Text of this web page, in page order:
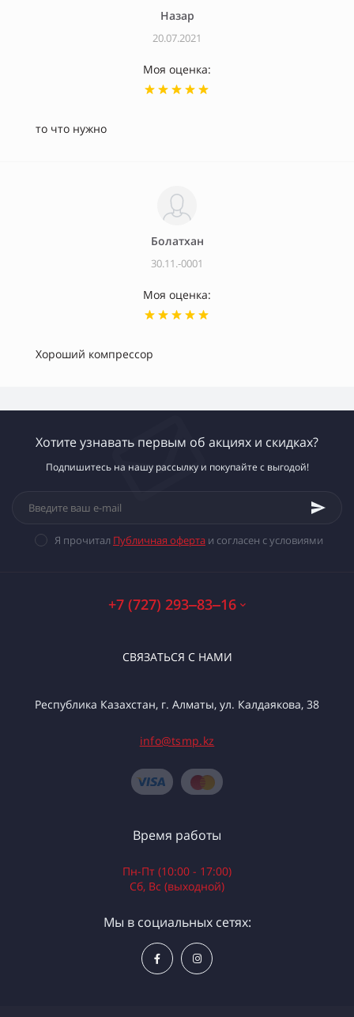
Назар
20.07.2021
Моя оценка:
то что нужно
Болатхан
30.11.-0001
Моя оценка:
Хороший компрессор
Хотите узнавать первым об акциях и скидках?
Подпишитесь на нашу рассылку и покупайте с выгодой!
Я прочитал Публичная оферта и согласен с условиями
+7 (727) 293‒83‒16
СВЯЗАТЬСЯ С НАМИ
Республика Казахстан, г. Алматы, ул. Калдаякова, 38
info@tsmp.kz
Время работы
Пн-Пт (10:00 - 17:00)
Сб, Вс (выходной)
Мы в социальных сетях: